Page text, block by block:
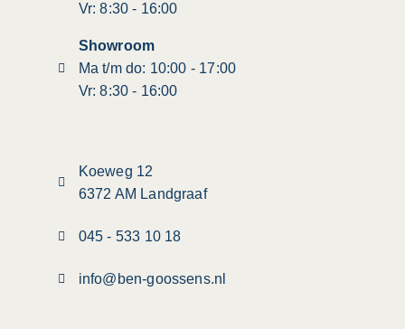
Vr: 8:30 - 16:00
Showroom
Ma t/m do: 10:00 - 17:00
Vr: 8:30 - 16:00
Koeweg 12
6372 AM Landgraaf
045 - 533 10 18
info@ben-goossens.nl